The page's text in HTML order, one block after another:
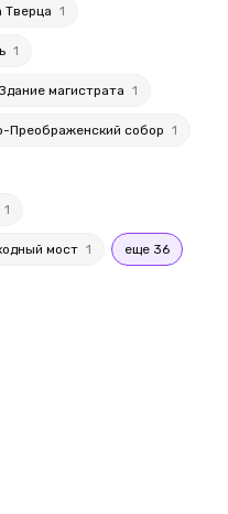
Тверца 1
1
Здание магистрата 1
Преображенский собор 1
1
мост 1 еще 36